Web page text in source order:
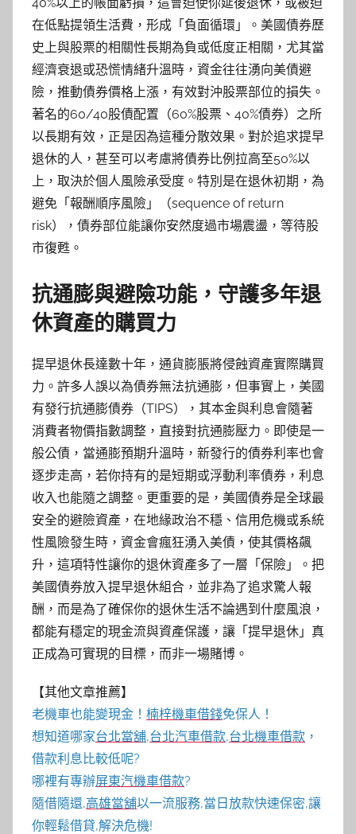
40%以上的帳面虧損，這會迫使你延後退休，或被迫
在低點提領生活費，形成「負面循環」。美國債券歷
史上與股票的相關性長期為負或低度正相關，尤其當
經濟衰退或恐慌情緒升溫時，資金往往湧向美債避
險，推動債券價格上漲，有效對沖股票部位的損失。
著名的60/40股債配置（60%股票、40%債券）之所
以長期有效，正是因為這種分散效果。對於追求提早
退休的人，甚至可以考慮將債券比例拉高至50%以
上，取決於個人風險承受度。特別是在退休初期，為
避免「報酬順序風險」（sequence of return
risk），債券部位能讓你安然度過市場震盪，等待股
市復甦。
抗通膨與避險功能，守護多年退
休資產的購買力
提早退休長達數十年，通貨膨脹將侵蝕資產實際購買
力。許多人誤以為債券無法抗通膨，但事實上，美國
有發行抗通膨債券（TIPS），其本金與利息會隨著
消費者物價指數調整，直接對抗通膨壓力。即使是一
般公債，當通膨預期升溫時，新發行的債券利率也會
逐步走高，若你持有的是短期或浮動利率債券，利息
收入也能隨之調整。更重要的是，美國債券是全球最
安全的避險資產，在地緣政治不穩、信用危機或系統
性風險發生時，資金會瘋狂湧入美債，使其價格飆
升，這項特性讓你的退休資產多了一層「保險」。把
美國債券放入提早退休組合，並非為了追求驚人報
酬，而是為了確保你的退休生活不論遇到什麼風浪，
都能有穩定的現金流與資產保護，讓「提早退休」真
正成為可實現的目標，而非一場賭博。
【其他文章推薦】
老機車也能變現金！ 楠梓機車借錢免保人！
想知道哪家台北當舖,台北汽車借款,台北機車借款 ，
借款利息比較低呢?
哪裡有專辦屏東汽機車借款?
隨借隨還,高雄當舖以一流服務,當日放款快速保密,讓
你輕鬆借貸,解決危機!